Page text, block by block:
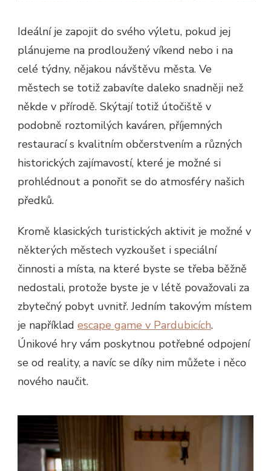
Ideální je zapojit do svého výletu, pokud jej
plánujeme na prodloužený víkend nebo i na
celé týdny, nějakou návštěvu města. Ve
městech se totiž zabavíte daleko snadněji než
někde v přírodě. Skýtají totiž útočiště v
podobně roztomilých kaváren, příjemných
restaurací s kvalitním občerstvením a různých
historických zajímavostí, které je možné si
prohlédnout a ponořit se do atmosféry našich
předků.
Kromě klasických turistických aktivit je možné v
některých městech vyzkoušet i speciální
činnosti a místa, na které byste se třeba běžně
nedostali, protože byste je v létě považovali za
zbytečný pobyt uvnitř. Jedním takovým místem
je například escape game v Pardubicích.
Únikové hry vám poskytnou potřebné odpojení
se od reality, a navíc se díky nim můžete i něco
nového naučit.